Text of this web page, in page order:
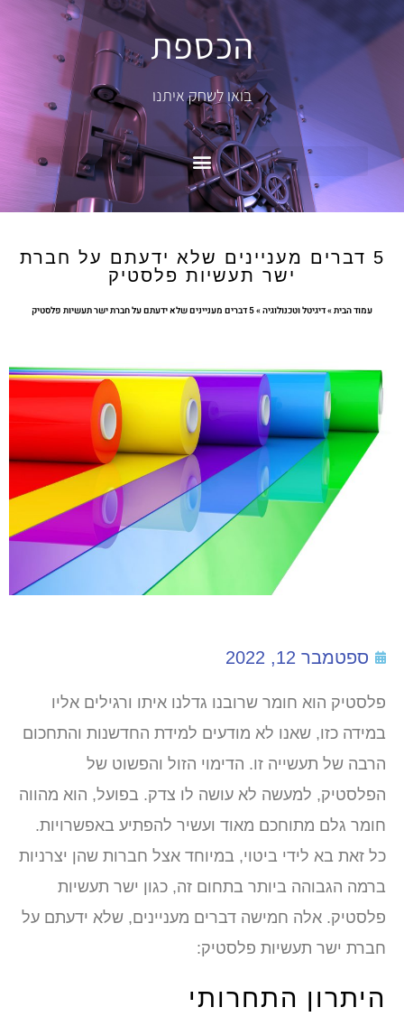
הכספת
בואו לשחק איתנו
5 דברים מעניינים שלא ידעתם על חברת
ישר תעשיות פלסטיק
עמוד הבית»דיגיטל וטכנולוגיה»5 דברים מעניינים שלא ידעתם על חברת ישר תעשיות פלסטיק
ספטמבר 12, 2022
פלסטיק הוא חומר שרובנו גדלנו איתו ורגילים אליו
במידה כזו, שאנו לא מודעים למידת החדשנות והתחכום
הרבה של תעשייה זו. הדימוי הזול והפשוט של
הפלסטיק, למעשה לא עושה לו צדק. בפועל, הוא מהווה
חומר גלם מתוחכם מאוד ועשיר להפתיע באפשרויות.
כל זאת בא לידי ביטוי, במיוחד אצל חברות שהן יצרניות
ברמה הגבוהה ביותר בתחום זה, כגון ישר תעשיות
פלסטיק. אלה חמישה דברים מעניינים, שלא ידעתם על
חברת ישר תעשיות פלסטיק:
היתרון התחרותי